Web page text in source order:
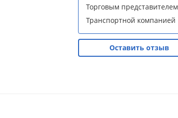
Торговым представителем
Транспортной компанией
Оставить отзыв